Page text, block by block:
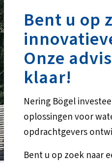
Bent u op
Onze
klaar!
Nering Bögel
oplossingen voor
opdrachtgevers
Bent u op zoek naar